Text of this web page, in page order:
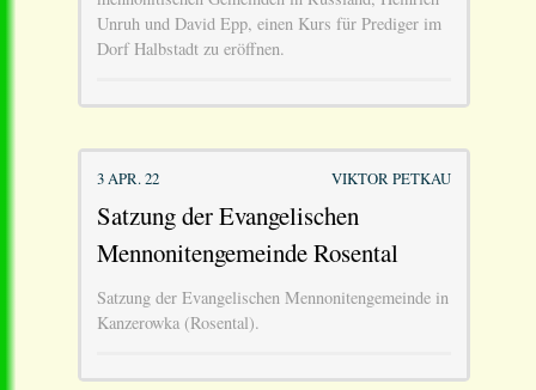
Unruh und David Epp, einen Kurs für Prediger im
Dorf Halbstadt zu eröffnen.
3 APR. 22 VIKTOR PETKAU
Satzung der Evangelischen
Mennonitengemeinde Rosental
Satzung der Evangelischen Mennonitengemeinde in
Kanzerowka (Rosental).